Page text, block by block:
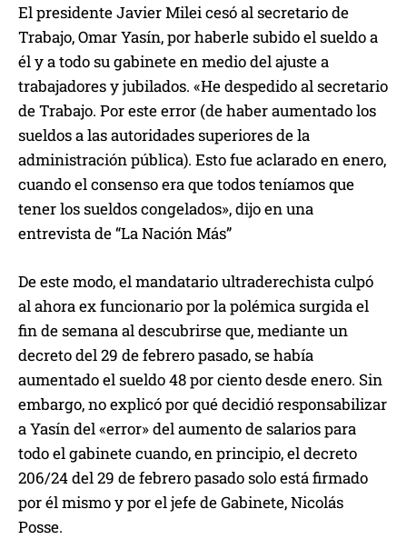
El presidente Javier Milei cesó al secretario de
Trabajo, Omar Yasín, por haberle subido el sueldo a
él y a todo su gabinete en medio del ajuste a
trabajadores y jubilados. «He despedido al secretario
de Trabajo. Por este error (de haber aumentado los
sueldos a las autoridades superiores de la
administración pública). Esto fue aclarado en enero,
cuando el consenso era que todos teníamos que
tener los sueldos congelados», dijo en una
entrevista de “La Nación Más”
De este modo, el mandatario ultraderechista culpó
al ahora ex funcionario por la polémica surgida el
fin de semana al descubrirse que, mediante un
decreto del 29 de febrero pasado, se había
aumentado el sueldo 48 por ciento desde enero. Sin
embargo, no explicó por qué decidió responsabilizar
a Yasín del «error» del aumento de salarios para
todo el gabinete cuando, en principio, el decreto
206/24 del 29 de febrero pasado solo está firmado
por él mismo y por el jefe de Gabinete, Nicolás
Posse.